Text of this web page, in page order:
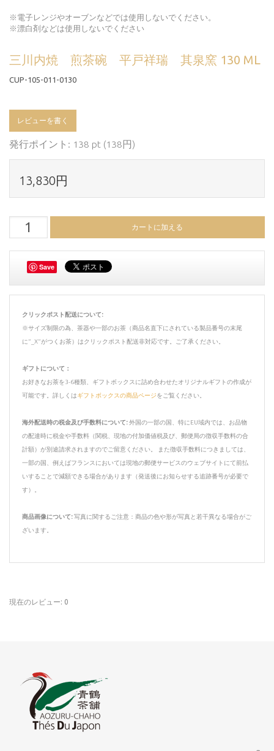
※電子レンジやオーブンなどでは使用しないでください。
※漂白剤などは使用しないでください
三川内焼 煎茶碗 平戸祥瑞 其泉窯 130 ML
CUP-105-011-0130
レビューを書く
発行ポイント: 138 pt (138円)
13,830円
Save
クリックポスト配送について:
※サイズ制限の為、茶器や一部のお茶（商品名直下にされている製品番号の末尾
に”_X”がつくお茶）はクリックポスト配送非対応です。ご了承ください。
ギフトについて：
お好きなお茶を3-6種類、ギフトボックスに詰め合わせたオリジナルギフトの作成が
可能です。詳しくはギフトボックスの商品ページをご覧ください。
海外配送時の税金及び手数料について:外国の一部の国、特にEU域内では、お品物
の配達時に税金や手数料（関税、現地の付加価値税及び、郵便局の徴収手数料の合
計額）が別途請求されますのでご留意ください。 また徴収手数料につきましては、
一部の国、例えばフランスにおいては現地の郵便サービスのウェブサイトにて前払
いすることで減額できる場合があります（発送後にお知らせする追跡番号が必要で
す）。
商品画像について:写真に関するご注意：商品の色や形が写真と若干異なる場合がご
ざいます。
現在のレビュー: 0